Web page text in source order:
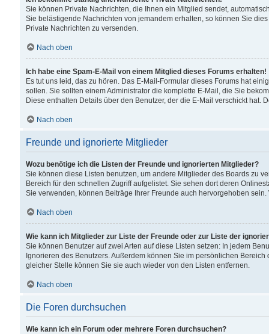
Sie können Private Nachrichten, die Ihnen ein Mitglied sendet,
Sie belästigende Nachrichten von jemandem erhalten, so können Sie
Private Nachrichten zu versenden.
Nach oben
Ich habe eine Spam-E-Mail von einem Mitglied dieses Forums erhalten!
Es tut uns leid, das zu hören. Das E-Mail-Formular dieses Forums hat
sollen. Sie sollten einem Administrator die komplette E-Mail, die Sie
Diese enthalten Details über den Benutzer, der die E-Mail verschickt hat.
Nach oben
Freunde und ignorierte Mitglieder
Wozu benötige ich die Listen der Freunde und ignorierten Mitglieder?
Sie können diese Listen benutzen, um andere Mitglieder des Boards zu
Bereich für den schnellen Zugriff aufgelistet. Sie sehen dort deren
Sie verwenden, können Beiträge Ihrer Freunde auch hervorgehoben
Nach oben
Wie kann ich Mitglieder zur Liste der Freunde oder zur Liste der
Sie können Benutzer auf zwei Arten auf diese Listen setzen: In jedem
Ignorieren des Benutzers. Außerdem können Sie im persönlichen
gleicher Stelle können Sie sie auch wieder von den Listen entfernen.
Nach oben
Die Foren durchsuchen
Wie kann ich ein Forum oder mehrere Foren durchsuchen?